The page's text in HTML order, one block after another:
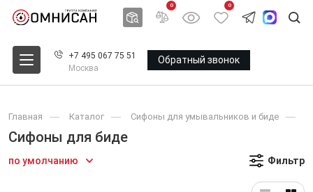
0 0
+7 495 067 75 51
Москва
Обратный звонок
Главная Каталог Сифоны для умывальников и биде
Сифоны для биде
по умолчанию Фильтр